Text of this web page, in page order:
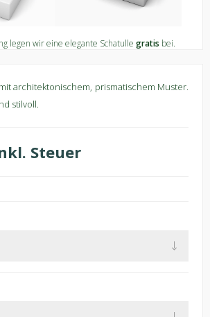
legen wir eine elegante Schatulle gratis bei.
architektonischem, prismatischem Muster.
stilvoll.
Steuer